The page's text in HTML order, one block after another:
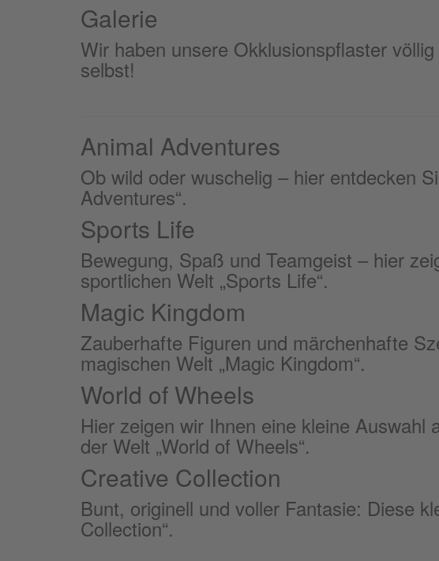
Galerie
Wir haben unsere Okklusionspflaster
selbst!
Animal Adventures
Ob wild oder wuschelig – hier entdecken
Adventures“.
Sports Life
Bewegung, Spaß und Teamgeist – hier
sportlichen Welt „Sports Life“.
Magic Kingdom
Zauberhafte Figuren und märchenhafte
magischen Welt „Magic Kingdom“.
World of Wheels
Hier zeigen wir Ihnen eine kleine
der Welt „World of Wheels“.
Creative Collection
Bunt, originell und voller Fantasie: Diese
Collection“.